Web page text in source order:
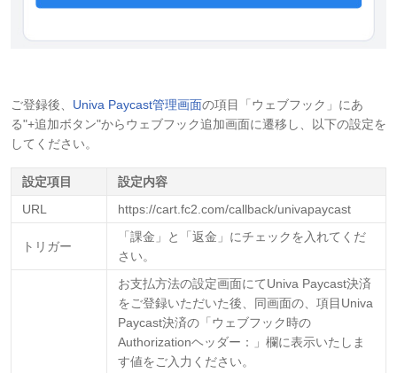
ご登録後、 Univa Paycast管理画面の項目「ウェブフック」にあ
る"+追加ボタン"からウェブフック追加画面に遷移し、以下の設定を
してください。
設定項目
設定内容
URL
https://cart.fc2.com/callback/univapaycast
トリガー
「課金」と「返金」にチェックを入れてくだ
さい。
お支払方法の設定画面にてUniva Paycast決済
をご登録いただいた後、同画面の、項目Univa
Paycast決済の「ウェブフック時の
Authorizationヘッダー：」欄に表示いたしま
す値をご入力ください。